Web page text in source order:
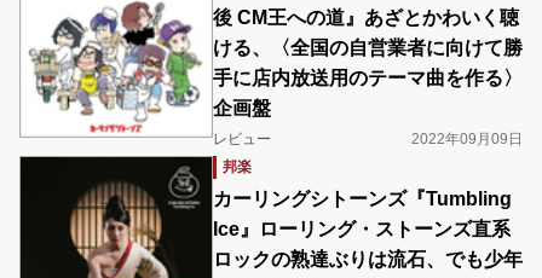
後 CM王への道』あざとかわいく聴
ける、〈全国の自営業者に向けて勝
手に店内放送用のテーマ曲を作る〉
企画盤
レビュー
2022年09月09日
邦楽
カーリングシトーンズ『Tumbling
Ice』ローリング・ストーンズ直系
ロックの熟達ぶりは流石、でも少年